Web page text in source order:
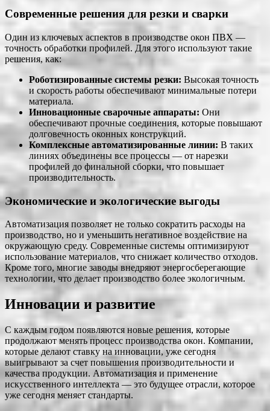
Современные решения для резки и сварки
Один из ключевых аспектов в производстве окон ПВХ —
точность обработки профилей. Для этого используют такие
решения, как:
Роботизированные системы резки: Высокая точность
и скорость работы обеспечивают минимальные потери
материала.
Инновационные сварочные аппараты: Они
обеспечивают прочные соединения, которые повышают
долговечность оконных конструкций.
Комплексные автоматизированные линии: В таких
линиях объединены все процессы — от нарезки
профилей до финальной сборки, что повышает
производительность.
Экономические и экологические выгоды
Автоматизация позволяет не только сократить расходы на
производство, но и уменьшить негативное воздействие на
окружающую среду. Современные системы оптимизируют
использование материалов, что снижает количество отходов.
Кроме того, многие заводы внедряют энергосберегающие
технологии, что делает производство более экологичным.
Инновации и развитие
С каждым годом появляются новые решения, которые
продолжают менять процесс производства окон. Компании,
которые делают ставку на инновации, уже сегодня
выигрывают за счет повышения производительности и
качества продукции. Автоматизация и применение
искусственного интеллекта — это будущее отрасли, которое
уже сегодня меняет стандарты.